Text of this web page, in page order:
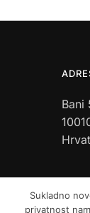
Bani
Sukladno
privatnost